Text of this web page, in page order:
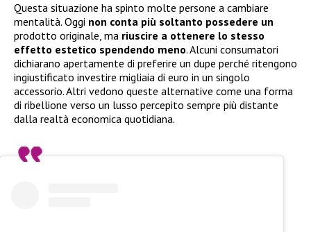
Questa situazione ha spinto molte persone a cambiare
mentalità. Oggi non conta più soltanto possedere un
prodotto originale, ma riuscire a ottenere lo stesso
effetto estetico spendendo meno. Alcuni consumatori
dichiarano apertamente di preferire un dupe perché ritengono
ingiustificato investire migliaia di euro in un singolo
accessorio. Altri vedono queste alternative come una forma
di ribellione verso un lusso percepito sempre più distante
dalla realtà economica quotidiana.